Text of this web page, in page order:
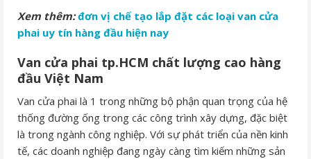
Xem thêm:đơn vị chế tạo lắp đặt các loại van cửa
phai uy tín hàng đầu hiện nay
Van cửa phai tp.HCM chất lượng cao hàng
đầu Việt Nam
Van cửa phai là 1 trong những bộ phận quan trọng của hệ
thống đường ống trong các công trình xây dựng, đặc biệt
là trong ngành công nghiệp. Với sự phát triển của nền kinh
tế, các doanh nghiệp đang ngày càng tìm kiếm những sản